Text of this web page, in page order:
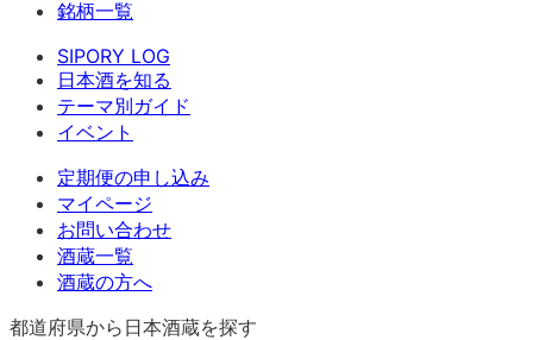
銘柄一覧
SIPORY LOG
日本酒を知る
テーマ別ガイド
イベント
定期便の申し込み
マイページ
お問い合わせ
酒蔵一覧
酒蔵の方へ
都道府県から日本酒蔵を探す